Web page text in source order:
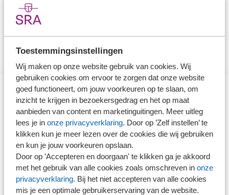
Toestemmingsinstellingen
Wij maken op onze website gebruik van cookies. Wij
gebruiken cookies om ervoor te zorgen dat onze website
goed functioneert, om jouw voorkeuren op te slaan, om
inzicht te krijgen in bezoekersgedrag en het op maat
aanbieden van content en marketinguitingen. Meer uitleg
lees je in onze privacyverklaring. Door op ’Zelf instellen’ te
klikken kun je meer lezen over de cookies die wij gebruiken
en kun je jouw voorkeuren opslaan.
Door op ’Accepteren en doorgaan' te klikken ga je akkoord
met het gebruik van alle cookies zoals omschreven in onze
privacyverklaring. Bij het niet accepteren van alle cookies
mis je een optimale gebruikerservaring van de website.
272.8 Belastingen binnen een fiscale eenheid
Direct naar
Stel je vaktechnische vraag
Branche in Zicht
Dossiers
Kantoorvinder
Nieuwsbank